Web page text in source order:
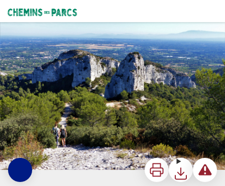
Chemins des Parcs
ImprimerTéléchargerSignaler